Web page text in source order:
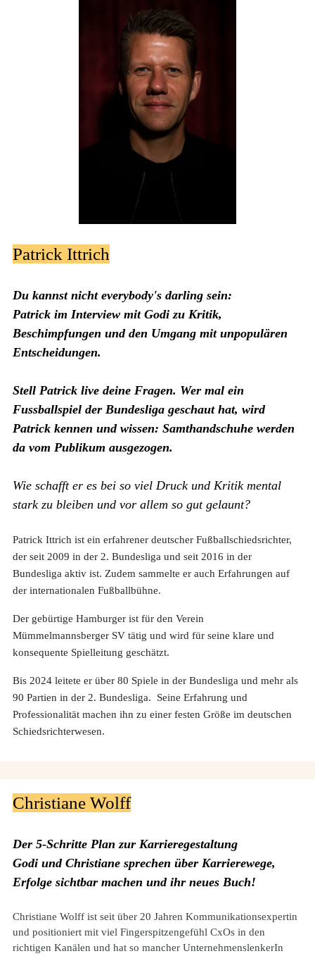
Patrick Ittrich
Du kannst nicht everybody's darling sein:
Patrick im Interview mit Godi zu Kritik,
Beschimpfungen und den Umgang mit unpopulären
Entscheidungen.
Stell Patrick live deine Fragen. Wer mal ein
Fussballspiel der Bundesliga geschaut hat, wird
Patrick kennen und wissen: Samthandschuhe werden
da vom Publikum ausgezogen.
Wie schafft er es bei so viel Druck und Kritik mental
stark zu bleiben und vor allem so gut gelaunt?
Patrick Ittrich ist ein erfahrener deutscher Fußballschiedsrichter,
der seit 2009 in der 2. Bundesliga und seit 2016 in der
Bundesliga aktiv ist. Zudem sammelte er auch Erfahrungen auf
der internationalen Fußballbühne.
Der gebürtige Hamburger ist für den Verein
Mümmelmannsberger SV tätig und wird für seine klare und
konsequente Spielleitung geschätzt.
Bis 2024 leitete er über 80 Spiele in der Bundesliga und mehr als
90 Partien in der 2. Bundesliga. Seine Erfahrung und
Professionalität machen ihn zu einer festen Größe im deutschen
Schiedsrichterwesen.
Christiane Wolff
Der 5-Schritte Plan zur Karrieregestaltung
Godi und Christiane sprechen über Karrierewege,
Erfolge sichtbar machen und ihr neues Buch!
Christiane Wolff ist seit über 20 Jahren Kommunikationsexpertin
und positioniert mit viel Fingerspitzengefühl CxOs in den
richtigen Kanälen und hat so mancher UnternehmenslenkerIn